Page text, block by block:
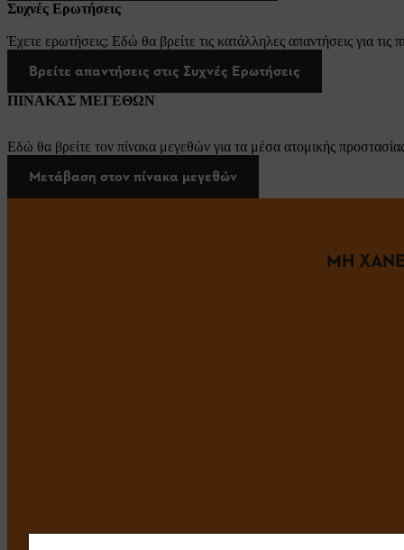
Συχνές Ερωτήσεις
Έχετε ερωτήσεις; Εδώ θα βρείτε τις κατάλληλες απαντήσεις για τις
Βρείτε απαντήσεις στις Συχνές Ερωτήσεις
ΠΙΝΑΚΑΣ ΜΕΓΕΘΩΝ
Εδώ θα βρείτε τον πίνακα μεγεθών για τα μέσα ατομικής
Μετάβαση στον πίνακα μεγεθών
ΜΗ